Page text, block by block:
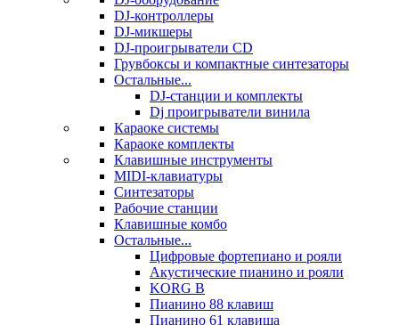
DJ-контроллеры
DJ-микшеры
DJ-проигрыватели CD
Грувбоксы и компактные синтезаторы
Остальные...
DJ-станции и комплекты
Dj проигрыватели винила
Караоке системы
Караоке комплекты
Клавишные инструменты
MIDI-клавиатуры
Синтезаторы
Рабочие станции
Клавишные комбо
Остальные...
Цифровые фортепиано и рояли
Акустические пианино и рояли
KORG B
Пианино 88 клавиш
Пианино 61 клавиша